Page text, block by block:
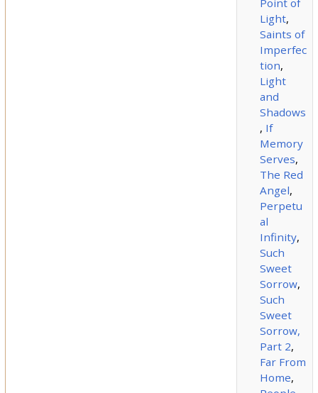
Light,
Saints of
Imperfec
tion,
Light
and
Shadows
, If
Memory
Serves,
The Red
Angel,
Perpetu
al
Infinity,
Such
Sweet
Sorrow,
Such
Sweet
Sorrow,
Part 2,
Far From
Home,